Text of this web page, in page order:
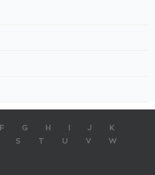
F G H J
K
S T U V
W